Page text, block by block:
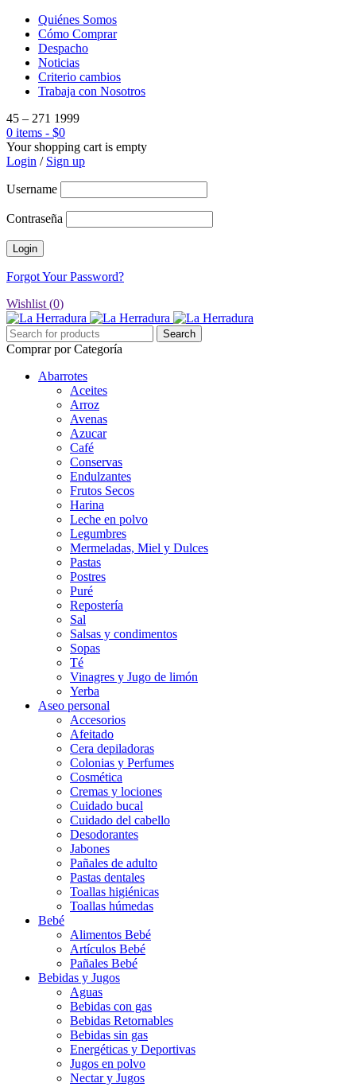
Quiénes Somos
Cómo Comprar
Despacho
Noticias
Criterio cambios
Trabaja con Nosotros
45 – 271 1999
0 items - $0
Your shopping cart is empty
Login / Sign up
Username
Contraseña
Forgot Your Password?
Wishlist (0)
Comprar por Categoría
Abarrotes
Aceites
Arroz
Avenas
Azucar
Café
Conservas
Endulzantes
Frutos Secos
Harina
Leche en polvo
Legumbres
Mermeladas, Miel y Dulces
Pastas
Postres
Puré
Repostería
Sal
Salsas y condimentos
Sopas
Té
Vinagres y Jugo de limón
Yerba
Aseo personal
Accesorios
Afeitado
Cera depiladoras
Colonias y Perfumes
Cosmética
Cremas y lociones
Cuidado bucal
Cuidado del cabello
Desodorantes
Jabones
Pañales de adulto
Pastas dentales
Toallas higiénicas
Toallas húmedas
Bebé
Alimentos Bebé
Artículos Bebé
Pañales Bebé
Bebidas y Jugos
Aguas
Bebidas con gas
Bebidas Retornables
Bebidas sin gas
Energéticas y Deportivas
Jugos en polvo
Nectar y Jugos